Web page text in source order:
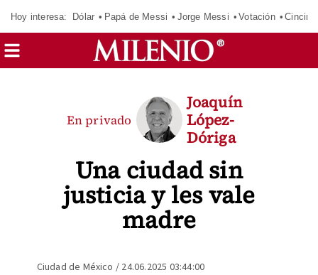
Hoy interesa: Dólar Papá de Messi Jorge Messi Votación
Una ciudad sin
justicia y les vale
madre
En privado
Joaquín
López-
Dóriga
Ciudad de México / 24.06.2025 03:44:00